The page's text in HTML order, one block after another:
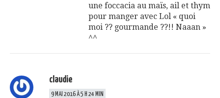
une foccacia au maïs, ail et thym
pour manger avec Lol « quoi
moi ?? gourmande ??!! Naaan »
^^
claudie
9 MAI 2016 À 5 H 24 MIN